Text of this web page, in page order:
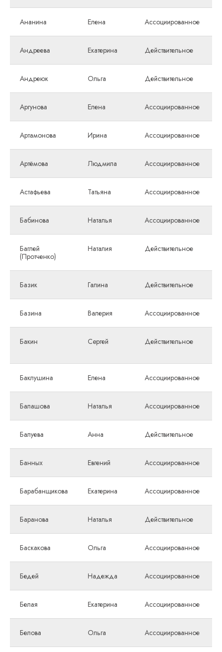
Ананина Елена Ассоциированное
Андреева Екатерина Действительное
Андреюк Ольга Действительное
Аргунова Елена Ассоциированное
Артамонова Ирина Ассоциированное
Артёмова Людмила Ассоциированное
Астафьева Татьяна Ассоциированное
Бабинова Наталья Ассоциированное
Баглей
(Протченко)
Наталия Действительное
Базик Галина Действительное
Базина Валерия Ассоциированное
Бакин Сeргей Действительное
Баклушина Елена Ассоциированное
Балашова Наталья Ассоциированное
Балуева Анна Действительное
Банных Евгений Ассоциированное
Барабанщикова Екатерина Ассоциированное
Баранова Наталья Действительное
Баскакова Ольга Ассоциированное
Бедей Надежда Ассоциированное
Белая Екатерина Ассоциированное
Белова Ольга Ассоциированное